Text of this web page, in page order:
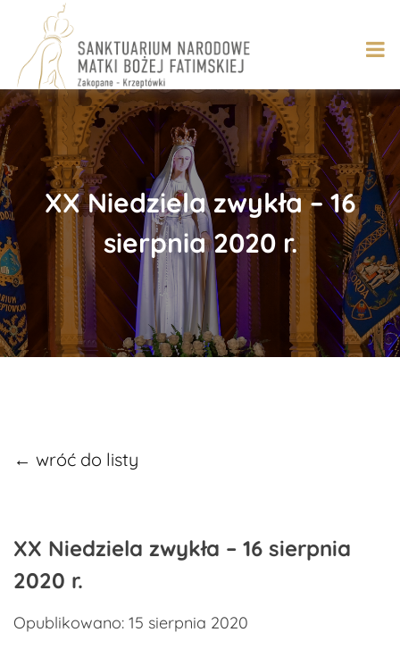
content
XX Niedziela zwykła – 16
sierpnia 2020 r.
← wróć do listy
XX Niedziela zwykła – 16 sierpnia
2020 r.
Opublikowano: 15 sierpnia 2020